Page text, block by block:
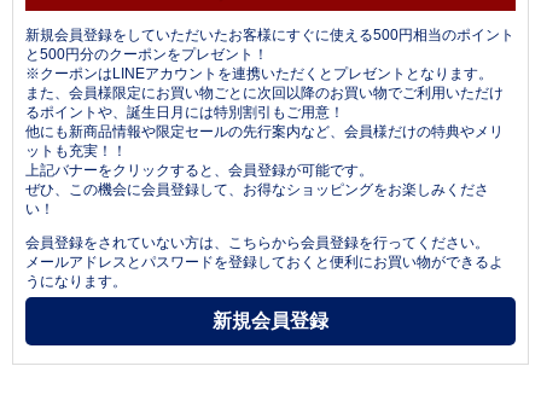
新規会員登録をしていただいたお客様にすぐに使える500円相当のポイント
と500円分のクーポンをプレゼント！
※クーポンはLINEアカウントを連携いただくとプレゼントとなります。
また、会員様限定にお買い物ごとに次回以降のお買い物でご利用いただけ
るポイントや、誕生日月には特別割引もご用意！
他にも新商品情報や限定セールの先行案内など、会員様だけの特典やメリ
ットも充実！！
上記バナーをクリックすると、会員登録が可能です。
ぜひ、この機会に会員登録して、お得なショッピングをお楽しみくださ
い！
会員登録をされていない方は、こちらから会員登録を行ってください。
メールアドレスとパスワードを登録しておくと便利にお買い物ができるよ
うになります。